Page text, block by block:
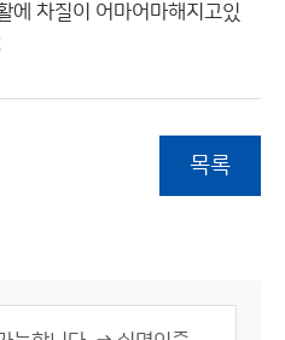
에 차질이 어마어마해지고있
목록